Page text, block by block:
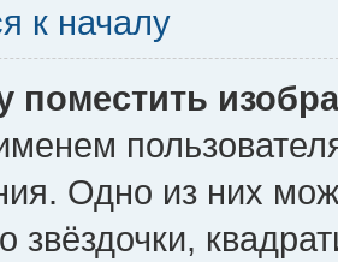
к началу
поместить
Одно из них
звёздочки,